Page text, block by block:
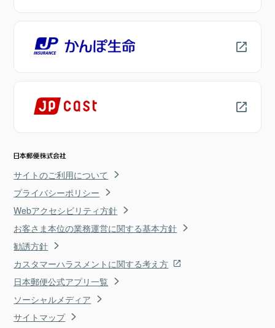
サイトのご利用について
プライバシーポリシー
Webアクセシビリティ方針
お客さま本位の業務運営に関する基本方針
勧誘方針
カスタマーハラスメントに関する考え方
日本郵便公式アプリ一覧
ソーシャルメディア
サイトマップ